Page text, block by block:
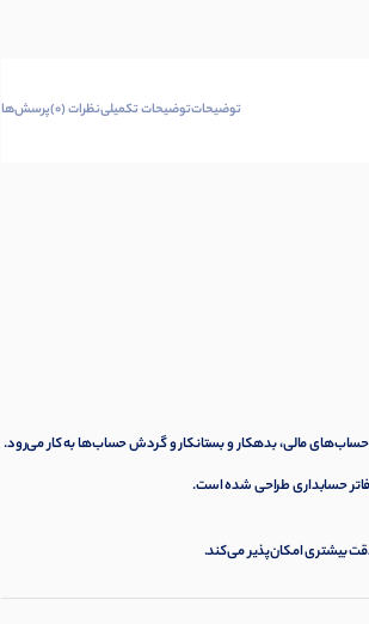
توضیحاتتوضیحات تکمیلینظرات (0) پرسش‌ها
مالی، بدهکار و بستانکار و گردش حساب‌ها به کار می‌رود.
حسابداری طراحی شده است.
بیشتری امکان‌پذیر می‌کند.